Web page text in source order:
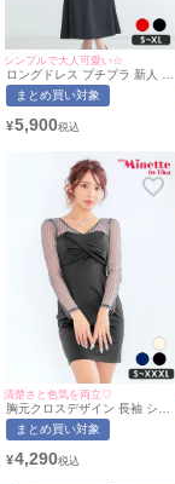
シンプルで大人可愛い☆
ロングドレス プチプラ 新人 タ
イト セクシー ラウンジ ノース
リーブ 胸元隠し フリル ワンカ
ンジェリカ着用/S~XLサイズ対
まとめ買い対象
¥5,900
清楚さと色気を両立♡
胸元クロスデザイン 長袖 シー
スルー ストライプ タイト ミニ
ドレス (Sサイズ〜XXXLサイ
用)[myMinette/マイミネット]
まとめ買い対象
¥4,290